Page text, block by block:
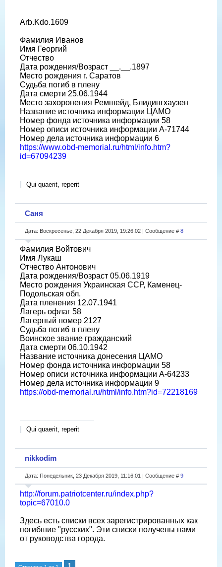
Arb.Kdo.1609
Фамилия Иванов
Имя Георгий
Отчество
Дата рождения/Возраст __.__.1897
Место рождения г. Саратов
Судьба погиб в плену
Дата смерти 25.06.1944
Место захоронения Ремшейд, Блидингхаузен
Название источника информации ЦАМО
Номер фонда источника информации 58
Номер описи источника информации A-71744
Номер дела источника информации 6
https://www.obd-memorial.ru/html/info.htm?
id=67094239
Qui quaerit, reperit
Саня
Дата: Воскресенье, 22 Декабря 2019, 19:26:02 | Сообщение # 8
Фамилия Войтович
Имя Лукаш
Отчество Антонович
Дата рождения/Возраст 05.06.1919
Место рождения Украинская ССР, Каменец-
Подольская обл.
Дата пленения 12.07.1941
Лагерь офлаг 58
Лагерный номер 2127
Судьба погиб в плену
Воинское звание гражданский
Дата смерти 06.10.1942
Название источника донесения ЦАМО
Номер фонда источника информации 58
Номер описи источника информации A-64233
Номер дела источника информации 9
https://obd-memorial.ru/html/info.htm?id=72218169
Qui quaerit, reperit
nikkodim
Дата: Понедельник, 23 Декабря 2019, 11:16:01 | Сообщение # 9
http://forum.patriotcenter.ru/index.php?
topic=67010.0
Здесь есть списки всех зарегистрированных как
погибшие "русских". Эти списки получены нами
от руководства города.